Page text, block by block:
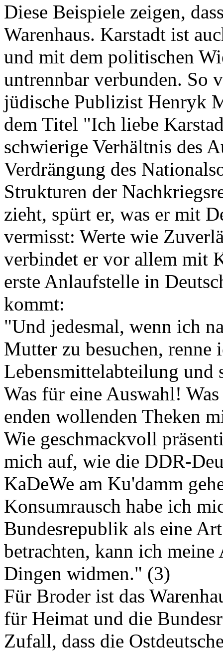
Diese Beispiele zeigen,
Warenhaus. Karstadt ist
und mit dem politischen
untrennbar verbunden. So
jüdische Publizist Henryk
dem Titel "Ich liebe
schwierige Verhältnis des
Verdrängung des
Strukturen der
zieht, spürt er, was er mit
vermisst: Werte wie
verbindet er vor allem mit
erste Anlaufstelle in
kommt:
"Und jedesmal, wenn ich
Mutter zu besuchen, renne
Lebensmittelabteilung und
Was für eine Auswahl!
enden wollenden Theken
Wie geschmackvoll
mich auf, wie die DDR-
KaDeWe am Ku'damm
Konsumrausch habe ich
Bundesrepublik als eine
betrachten, kann ich
Dingen widmen." (3)
Für Broder ist das
für Heimat und die
Zufall, dass die